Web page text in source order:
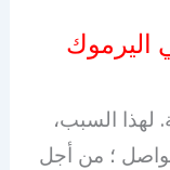
لهذا السبب،
؛ من أجل